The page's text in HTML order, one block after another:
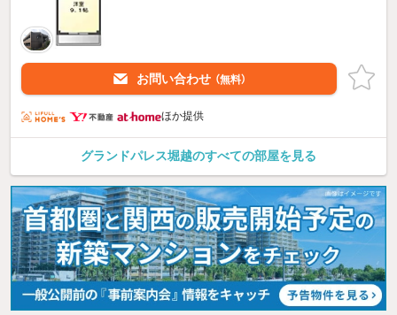
お問い合わせ （無料）
ほか提供
グランドパレス堀越のすべての部屋を見る